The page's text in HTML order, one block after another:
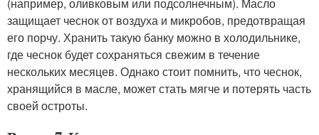
защищает чеснок от воздуха и микробов, предотвращая
его порчу. Хранить такую банку можно в холодильнике,
где чеснок будет сохраняться свежим в течение
нескольких месяцев. Однако стоит помнить, что чеснок,
хранящийся в масле, может стать мягче и потерять часть
своей остроты.